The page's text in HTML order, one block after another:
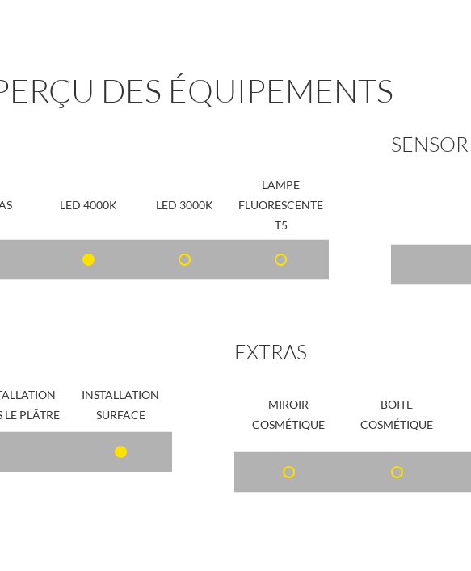
DES ÉQUIPEMENTS
LED 4000K LED 3000K
LAMPE
FLUORESCENTE
T5
SENSOR
LE PLÂTRE
INSTALLATION
SURFACE
EXTRAS
MIROIR
COSMÉTIQUE
BOITE
COSMÉTIQUE